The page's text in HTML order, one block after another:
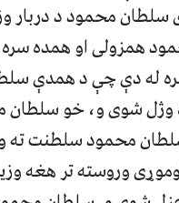
محمود د دربار
همزولی او همده
له دې چې د همدې
وژل شوی و، خو
محمود سلطنت
وروسته تر هغه